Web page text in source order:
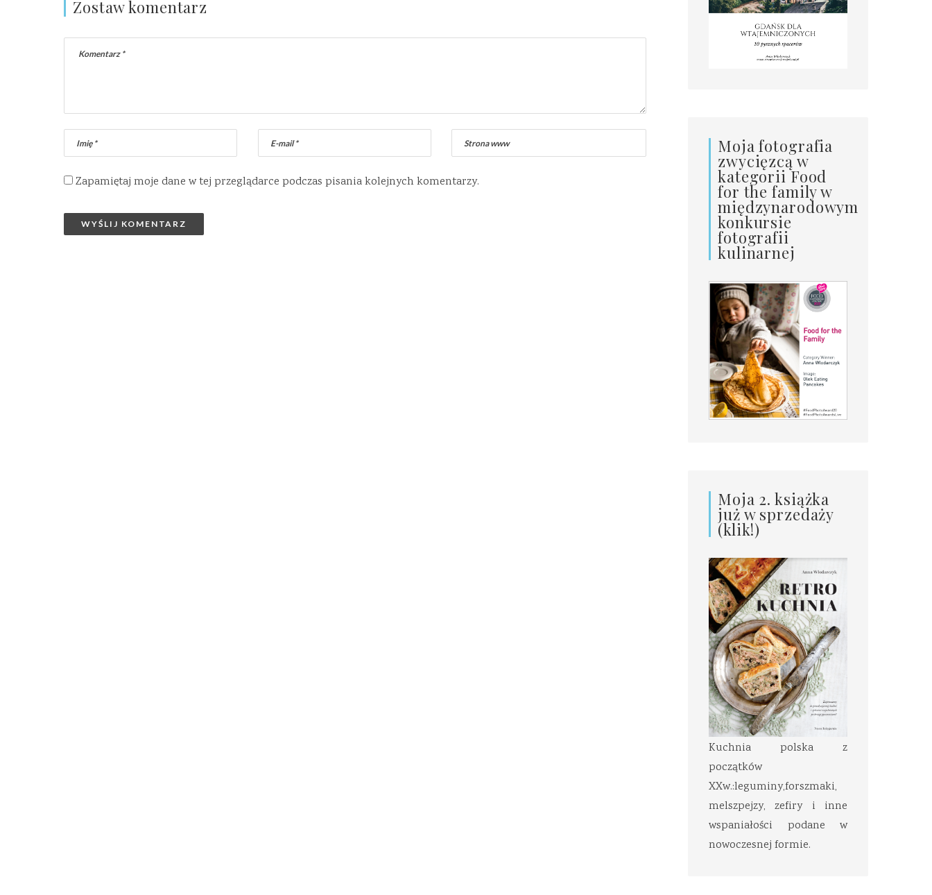
Zostaw komentarz
Zapamiętaj moje dane w tej przeglądarce podczas pisania kolejnych komentarzy.
Moja fotografia
zwycięzcą w
kategorii Food
for the family w
międzynarodowym
konkursie
fotografii
kulinarnej
Moja 2. książka
już w sprzedaży
(klik!)
Kuchnia polska z
początków
XXw.:leguminy,forszmaki,
melszpejzy, zefiry i inne
wspaniałości podane w
nowoczesnej formie.